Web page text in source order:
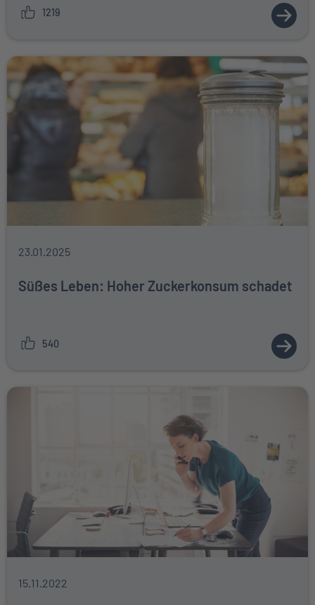
1219
ZUM
23.01.2025
Süßes Leben: Hoher Zuckerkonsum schadet
540
ZUM
15.11.2022